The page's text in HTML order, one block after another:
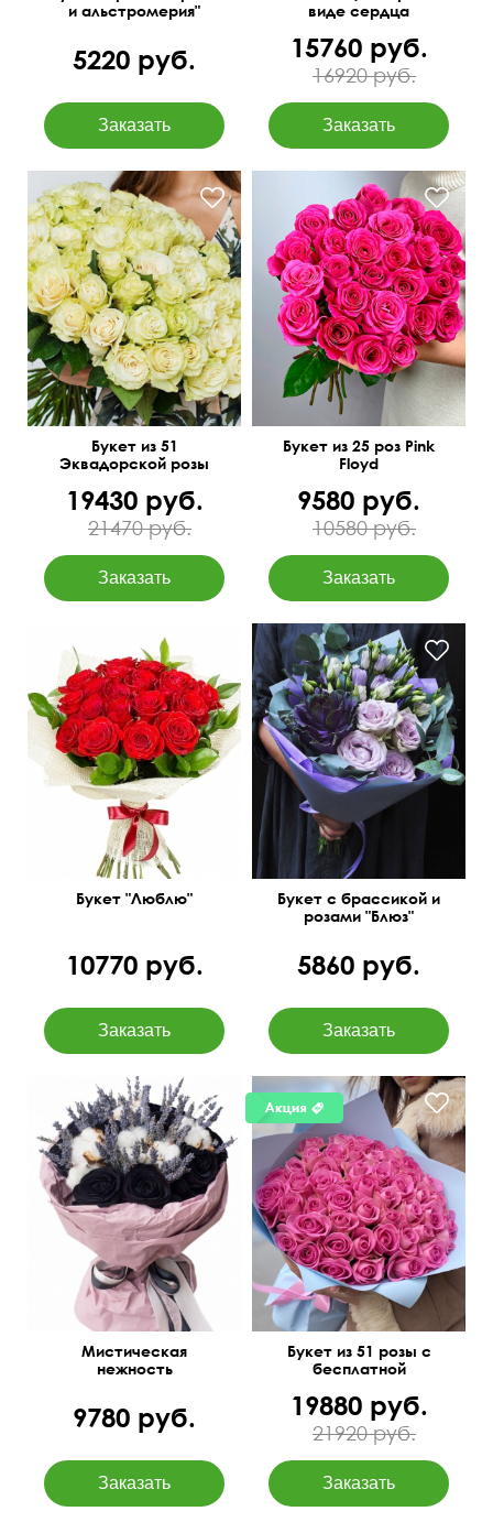
и альстромерия"
5220 руб.
виде сердца
15760 руб.
16920 руб.
Букет из 51
Эквадорской розы
19430 руб.
21470 руб.
Фото перед отправкой
50 см
30 см
Букет из 25 роз Pink
Floyd
9580 руб.
10580 руб.
Премиум роза 40 см,
рускус, сетка
Букет "Люблю"
10770 руб.
Оригинальные сочетания
Букет с брассикой и
розами "Блюз"
5860 руб.
Черные розы, сухоцветы
(лаванда, хлопок)
50 см
35 см
Мистическая
нежность
9780 руб.
50 см 55 см
Букет из 51 розы с
бесплатной
Магнитогорске
19880 руб.
21920 руб.